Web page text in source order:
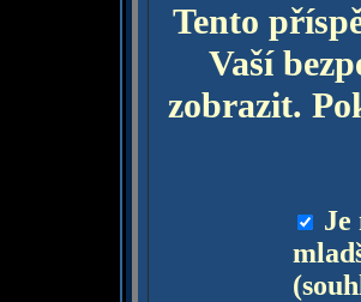
Tento
Vaší
zobrazit.
Je